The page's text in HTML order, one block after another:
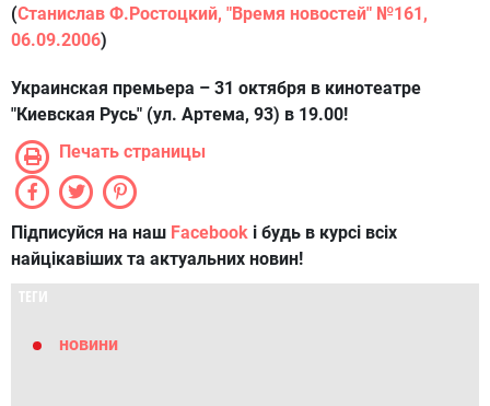
(Станислав Ф.Ростоцкий, "Время новостей" №161,
06.09.2006)
Украинская премьера – 31 октября в кинотеатре
"Киевская Русь" (ул. Артема, 93) в 19.00!
Печать страницы
Підписуйся на наш Facebook і будь в курсі всіх
найцікавіших та актуальних новин!
ТЕГИ
новини